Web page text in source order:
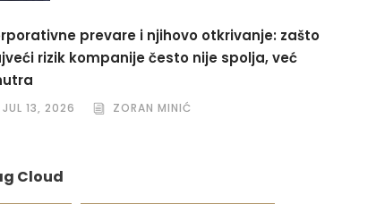
prevare i njihovo otkrivanje: zašto
rizik kompanije često nije spolja, već
JUL 13, 2026 ZORAN MINIĆ
Cloud